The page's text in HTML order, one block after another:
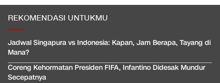
REKOMENDASI UNTUKMU
Jadwal Singapura vs Indonesia: Kapan, Jam Berapa, Tayang di
Mana?
Coreng Kehormatan Presiden FIFA, Infantino Didesak Mundur
Secepatnya